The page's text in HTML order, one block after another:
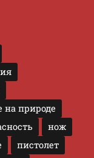
природе
нож
пистолет